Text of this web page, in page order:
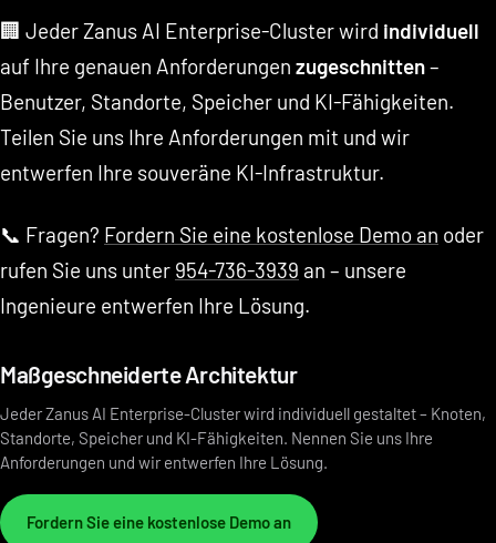
🏢 Jeder Zanus AI Enterprise-Cluster wird individuell
auf Ihre genauen Anforderungen zugeschnitten–
Benutzer, Standorte, Speicher und KI-Fähigkeiten.
Teilen Sie uns Ihre Anforderungen mit und wir
entwerfen Ihre souveräne KI-Infrastruktur.
📞 Fragen? Fordern Sie eine kostenlose Demo an oder
rufen Sie uns unter 954-736-3939 an – unsere
Ingenieure entwerfen Ihre Lösung.
Maßgeschneiderte Architektur
Jeder Zanus AI Enterprise-Cluster wird individuell gestaltet – Knoten,
Standorte, Speicher und KI-Fähigkeiten. Nennen Sie uns Ihre
Anforderungen und wir entwerfen Ihre Lösung.
Fordern Sie eine kostenlose Demo an